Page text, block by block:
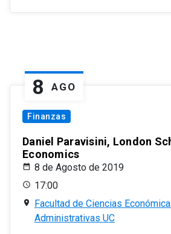
8 AGO
Finanzas
Daniel Paravisini, London
Economics
8 de Agosto de 2019
17:00
Facultad de Ciencias
Administrativas UC